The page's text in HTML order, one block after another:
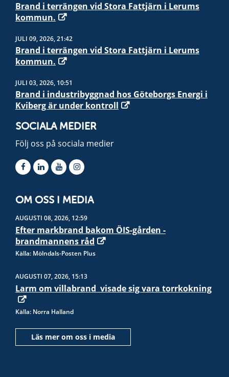
Brand i terrängen vid Stora Fattjärn i Lerums
kommun.
JULI 09, 2026, 21:42
Brand i terrängen vid Stora Fattjärn i Lerums
kommun.
JULI 03, 2026, 10:51
Brand i industribyggnad hos Göteborgs Energi i
Kviberg är under kontroll
SOCIALA MEDIER
Följ oss på sociala medier
OM OSS I MEDIA
AUGUSTI 08, 2026, 12:59
Efter markbrand bakom ÖIS-gården -
brandmannens råd
Källa: Mölndals-Posten Plus
AUGUSTI 07, 2026, 15:13
Larm om villabrand  visade sig vara torrkokning
Källa: Norra Halland
Läs mer om oss i media